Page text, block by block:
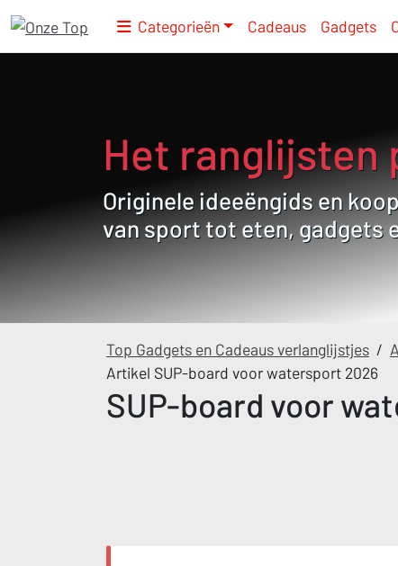
Categorieën Cadeaus Gadgets
Het ranglijsten
Originele ideeëngids en
van sport tot eten, gadgets
Top Gadgets en Cadeaus verlanglijstjes /
Artikel SUP-board voor watersport 2026
SUP-board voor